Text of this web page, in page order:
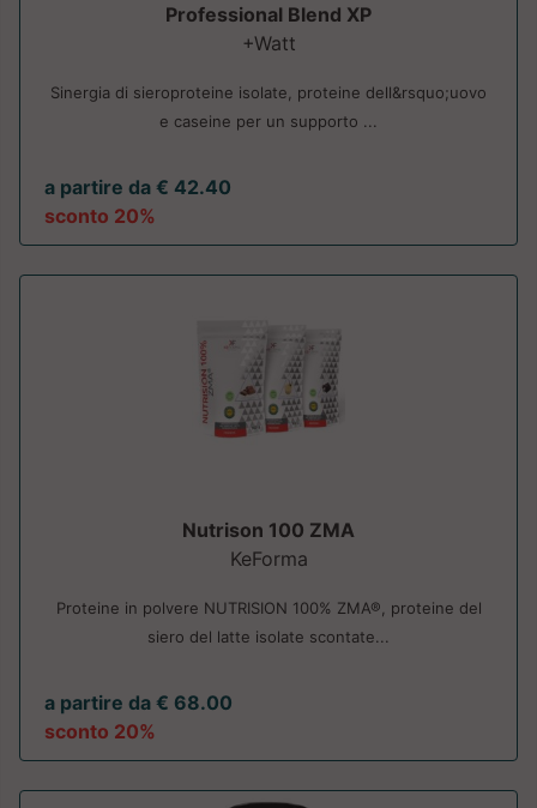
Professional Blend XP
+Watt
Sinergia di sieroproteine isolate, proteine dell&rsquo;uovo
e caseine per un supporto ...
a partire da € 42.40
sconto 20%
Nutrison 100 ZMA
KeForma
Proteine in polvere NUTRISION 100% ZMA®, proteine del
siero del latte isolate scontate...
a partire da € 68.00
sconto 20%